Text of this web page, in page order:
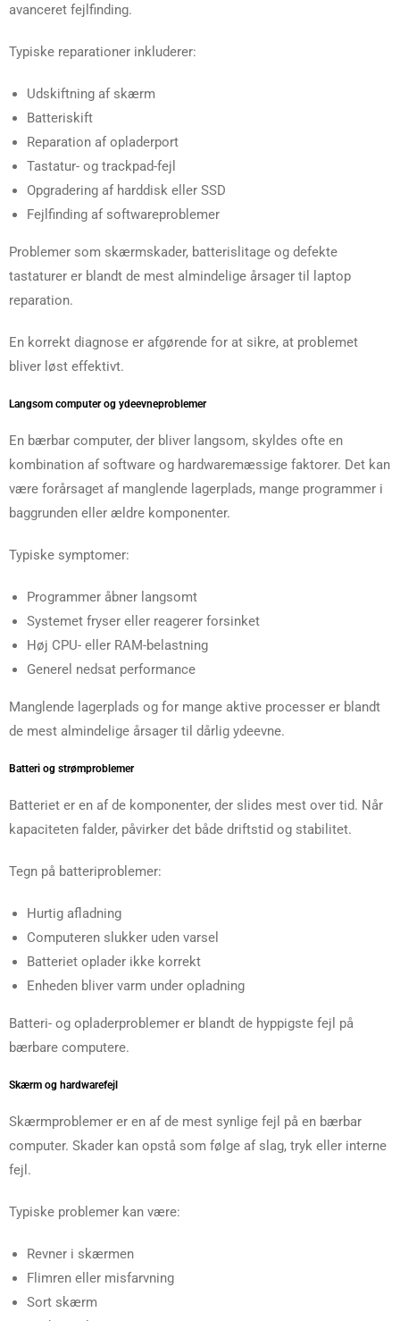
avanceret fejlfinding.
Typiske reparationer inkluderer:
Udskiftning af skærm
Batteriskift
Reparation af opladerport
Tastatur- og trackpad-fejl
Opgradering af harddisk eller SSD
Fejlfinding af softwareproblemer
Problemer som skærmskader, batterislitage og defekte
tastaturer er blandt de mest almindelige årsager til laptop
reparation.
En korrekt diagnose er afgørende for at sikre, at problemet
bliver løst effektivt.
Langsom computer og ydeevneproblemer
En bærbar computer, der bliver langsom, skyldes ofte en
kombination af software og hardwaremæssige faktorer. Det kan
være forårsaget af manglende lagerplads, mange programmer i
baggrunden eller ældre komponenter.
Typiske symptomer:
Programmer åbner langsomt
Systemet fryser eller reagerer forsinket
Høj CPU- eller RAM-belastning
Generel nedsat performance
Manglende lagerplads og for mange aktive processer er blandt
de mest almindelige årsager til dårlig ydeevne.
Batteri og strømproblemer
Batteriet er en af de komponenter, der slides mest over tid. Når
kapaciteten falder, påvirker det både driftstid og stabilitet.
Tegn på batteriproblemer:
Hurtig afladning
Computeren slukker uden varsel
Batteriet oplader ikke korrekt
Enheden bliver varm under opladning
Batteri- og opladerproblemer er blandt de hyppigste fejl på
bærbare computere.
Skærm og hardwarefejl
Skærmproblemer er en af de mest synlige fejl på en bærbar
computer. Skader kan opstå som følge af slag, tryk eller interne
fejl.
Typiske problemer kan være:
Revner i skærmen
Flimren eller misfarvning
Sort skærm